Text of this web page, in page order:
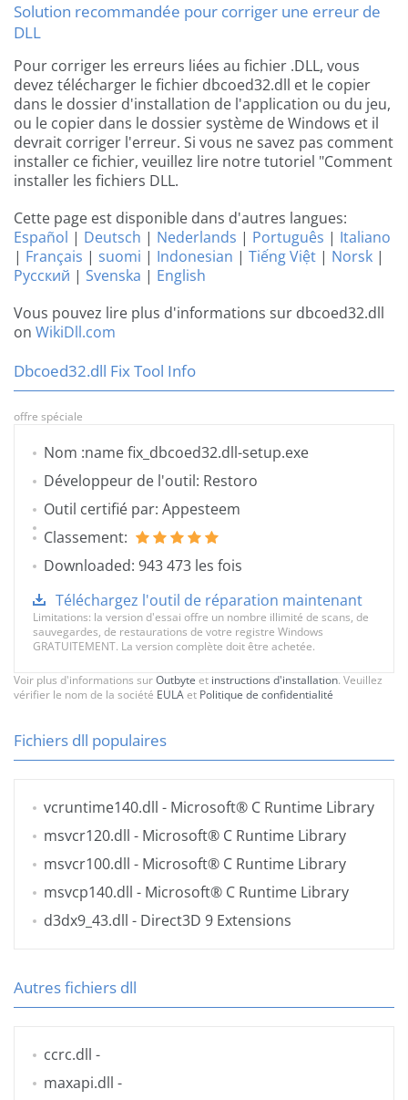
Solution recommandée pour corriger une erreur de
DLL
Pour corriger les erreurs liées au fichier .DLL, vous
devez télécharger le fichier dbcoed32.dll et le copier
dans le dossier d'installation de l'application ou du jeu,
ou le copier dans le dossier système de Windows et il
devrait corriger l'erreur. Si vous ne savez pas comment
installer ce fichier, veuillez lire notre tutoriel "Comment
installer les fichiers DLL.
Cette page est disponible dans d'autres langues:
Español | Deutsch | Nederlands | Português | Italiano
| Français | suomi | Indonesian | Tiếng Việt | Norsk |
Русский | Svenska | English
Vous pouvez lire plus d'informations sur dbcoed32.dll
on WikiDll.com
Dbcoed32.dll Fix Tool Info
offre spéciale
Nom :name fix_dbcoed32.dll-setup.exe
Développeur de l'outil: Restoro
Outil certifié par: Appesteem
Classement:
Downloaded: 943 473 les fois
Téléchargez l'outil de réparation maintenant
Limitations: la version d'essai offre un nombre illimité de scans, de
sauvegardes, de restaurations de votre registre Windows
GRATUITEMENT. La version complète doit être achetée.
Voir plus d'informations surOutbyte et instructions d'installation. Veuillez
vérifier le nom de la société EULAet Politique de confidentialité
Fichiers dll populaires
vcruntime140.dll - Microsoft® C Runtime Library
msvcr120.dll - Microsoft® C Runtime Library
msvcr100.dll - Microsoft® C Runtime Library
msvcp140.dll - Microsoft® C Runtime Library
d3dx9_43.dll - Direct3D 9 Extensions
Autres fichiers dll
ccrc.dll -
maxapi.dll -